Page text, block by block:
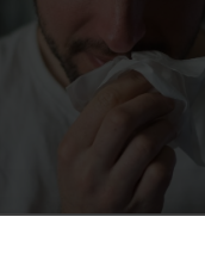
végzett kutatás